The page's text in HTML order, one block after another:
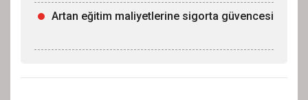
Artan eğitim maliyetlerine sigorta güvencesi